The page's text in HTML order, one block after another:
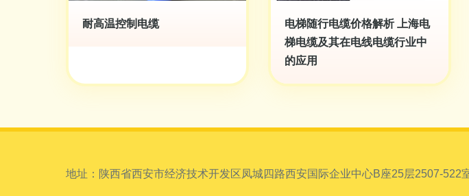
耐高温控制电缆
电梯随行电缆价格解析 上海电
梯电缆及其在电线电缆行业中
的应用
地址：陕西省西安市经济技术开发区凤城四路西安国际企业中心B座25层2507-522